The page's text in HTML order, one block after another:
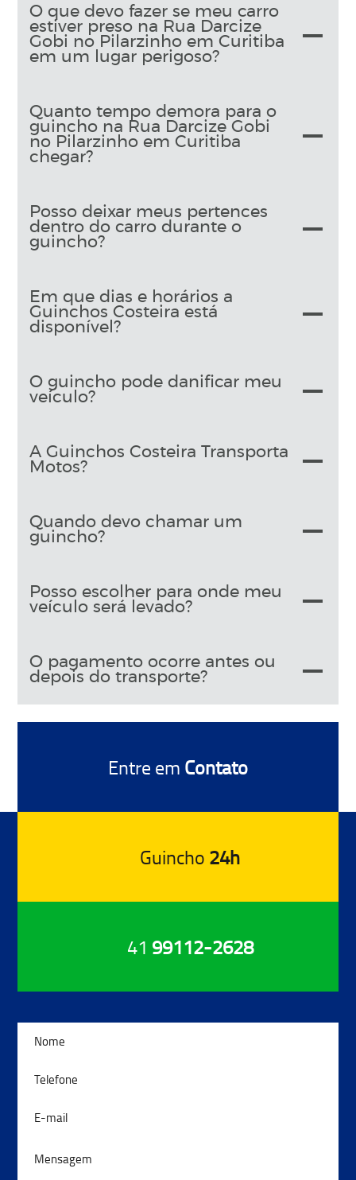
O que devo fazer se meu carro
estiver preso na Rua Darcize
Gobi no Pilarzinho em Curitiba
em um lugar perigoso?
Quanto tempo demora para o
guincho na Rua Darcize Gobi
no Pilarzinho em Curitiba
chegar?
Posso deixar meus pertences
dentro do carro durante o
guincho?
Em que dias e horários a
Guinchos Costeira está
disponível?
O guincho pode danificar meu
veículo?
A Guinchos Costeira Transporta
Motos?
Quando devo chamar um
guincho?
Posso escolher para onde meu
veículo será levado?
O pagamento ocorre antes ou
depois do transporte?
Guincho 24h
Entre em Contato
41 99112-2628